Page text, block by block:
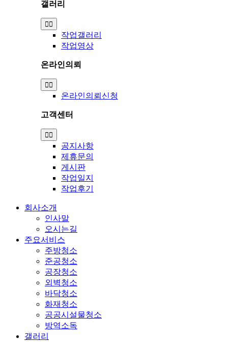
갤러리
Toggle
Navigation
작업갤러리
작업영상
온라인의뢰
Toggle
Navigation
온라인의뢰신청
고객센터
Toggle
Navigation
공지사항
제휴문의
게시판
작업일지
작업후기
회사소개
인사말
오시는길
주요서비스
주방청소
준공청소
공장청소
외벽청소
바닥청소
화재청소
공공시설물청소
방역소독
갤러리